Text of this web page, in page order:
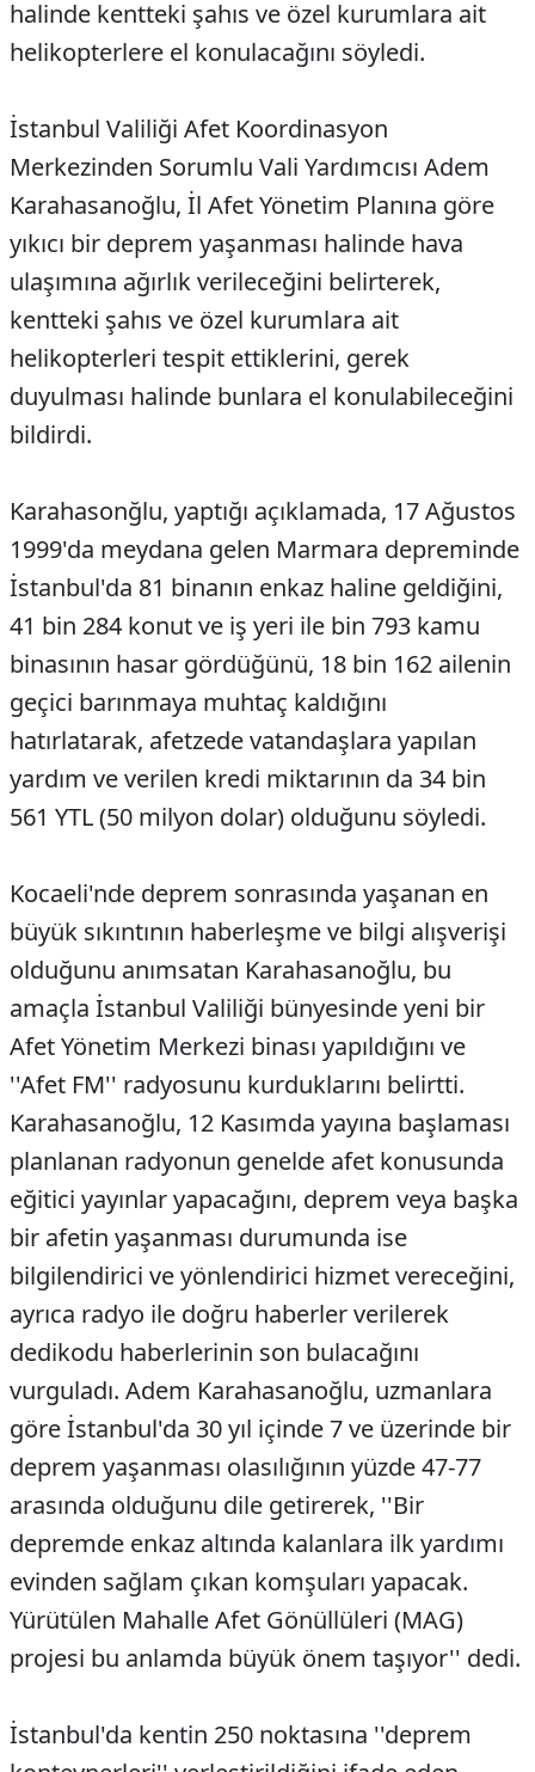
halinde kentteki şahıs ve özel kurumlara ait
helikopterlere el konulacağını söyledi.
İstanbul Valiliği Afet Koordinasyon
Merkezinden Sorumlu Vali Yardımcısı Adem
Karahasanoğlu, İl Afet Yönetim Planına göre
yıkıcı bir deprem yaşanması halinde hava
ulaşımına ağırlık verileceğini belirterek,
kentteki şahıs ve özel kurumlara ait
helikopterleri tespit ettiklerini, gerek
duyulması halinde bunlara el konulabileceğini
bildirdi.
Karahasonğlu, yaptığı açıklamada, 17 Ağustos
1999'da meydana gelen Marmara depreminde
İstanbul'da 81 binanın enkaz haline geldiğini,
41 bin 284 konut ve iş yeri ile bin 793 kamu
binasının hasar gördüğünü, 18 bin 162 ailenin
geçici barınmaya muhtaç kaldığını
hatırlatarak, afetzede vatandaşlara yapılan
yardım ve verilen kredi miktarının da 34 bin
561 YTL (50 milyon dolar) olduğunu söyledi.
Kocaeli'nde deprem sonrasında yaşanan en
büyük sıkıntının haberleşme ve bilgi alışverişi
olduğunu anımsatan Karahasanoğlu, bu
amaçla İstanbul Valiliği bünyesinde yeni bir
Afet Yönetim Merkezi binası yapıldığını ve
''Afet FM'' radyosunu kurduklarını belirtti.
Karahasanoğlu, 12 Kasımda yayına başlaması
planlanan radyonun genelde afet konusunda
eğitici yayınlar yapacağını, deprem veya başka
bir afetin yaşanması durumunda ise
bilgilendirici ve yönlendirici hizmet vereceğini,
ayrıca radyo ile doğru haberler verilerek
dedikodu haberlerinin son bulacağını
vurguladı. Adem Karahasanoğlu, uzmanlara
göre İstanbul'da 30 yıl içinde 7 ve üzerinde bir
deprem yaşanması olasılığının yüzde 47-77
arasında olduğunu dile getirerek, ''Bir
depremde enkaz altında kalanlara ilk yardımı
evinden sağlam çıkan komşuları yapacak.
Yürütülen Mahalle Afet Gönüllüleri (MAG)
projesi bu anlamda büyük önem taşıyor'' dedi.
İstanbul'da kentin 250 noktasına ''deprem